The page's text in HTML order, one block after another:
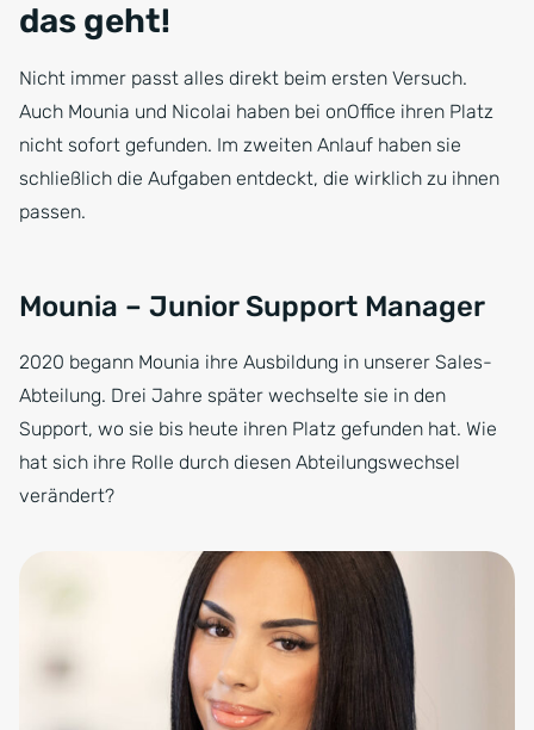
das geht!
Nicht immer passt alles direkt beim ersten Versuch.
Auch Mounia und Nicolai haben bei onOffice ihren Platz
nicht sofort gefunden. Im zweiten Anlauf haben sie
schließlich die Aufgaben entdeckt, die wirklich zu ihnen
passen.
Mounia – Junior Support Manager
2020 begann Mounia ihre Ausbildung in unserer Sales-
Abteilung. Drei Jahre später wechselte sie in den
Support, wo sie bis heute ihren Platz gefunden hat. Wie
hat sich ihre Rolle durch diesen Abteilungswechsel
verändert?